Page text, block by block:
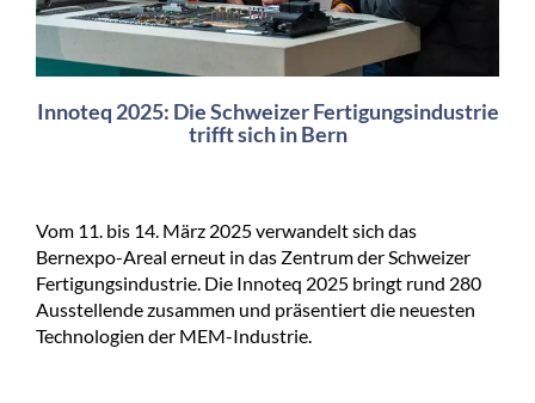
Innoteq 2025: Die Schweizer Fertigungsindustrie
trifft sich in Bern
Vom 11. bis 14. März 2025 verwandelt sich das
Bernexpo-Areal erneut in das Zentrum der Schweizer
Fertigungsindustrie. Die Innoteq 2025 bringt rund 280
Ausstellende zusammen und präsentiert die neuesten
Technologien der MEM-Industrie.